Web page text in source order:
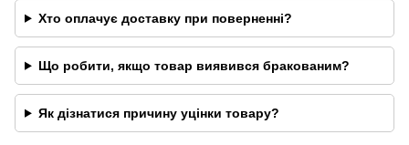
Хто оплачує доставку при поверненні?
Що робити, якщо товар виявився бракованим?
Як дізнатися причину уцінки товару?